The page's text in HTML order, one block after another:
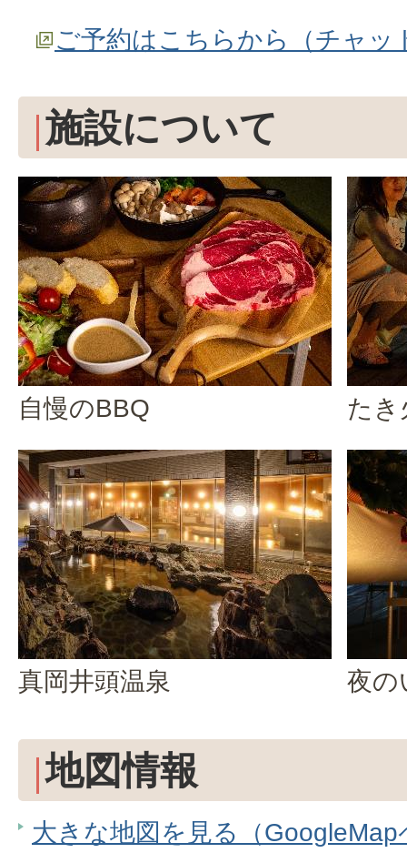
ご予約はこちらから（チャッ
施設について
自慢のBBQ たき
真岡井頭温泉 夜の
地図情報
大きな地図を見る（GoogleMap